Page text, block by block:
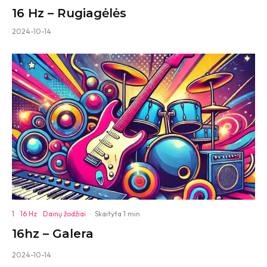
16 Hz – Rugiagėlės
2024-10-14
1 16 Hz Dainų žodžiai · Skaityta 1 min
16hz – Galera
2024-10-14